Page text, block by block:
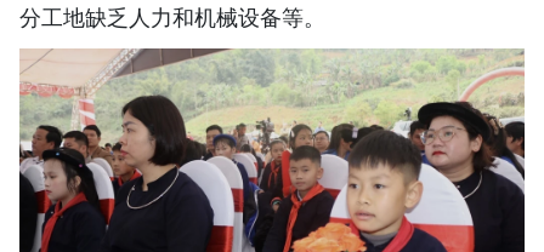
分工地缺乏人力和机械设备等。